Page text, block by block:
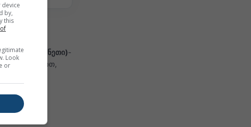
ესპანეთი)-
by,
this
Look
or